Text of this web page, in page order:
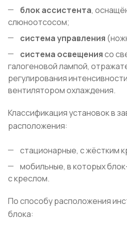
блок ассистента,
слюноотсосом;
система управления
система освещениясо
галогеновой лампой,
регулирования
вентилятором охлаждения.
Классификация установок в
расположения:
стационарные, с жёстким
мобильные, в которых
с креслом.
По способу расположения
блока: